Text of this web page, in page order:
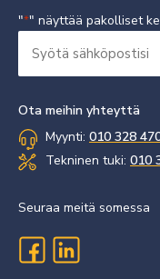
"*" näyttää pakolliset
sähköpostisi
Ota meihin yhteyttä
Myynti: 010 328
Tekninen tuki: 010
Seuraa meitä somessa